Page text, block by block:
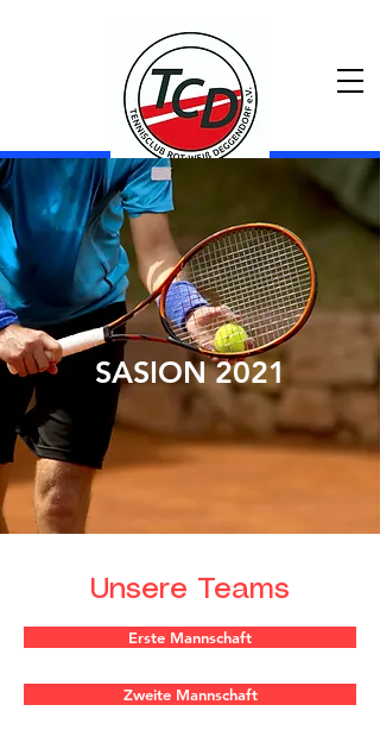
TC Rot-Weiß Deggendorf
AUFNAHMEANTRAG PLATZ BUCHEN
SASION 2021
Unsere Teams
Erste Mannschaft
Zweite Mannschaft